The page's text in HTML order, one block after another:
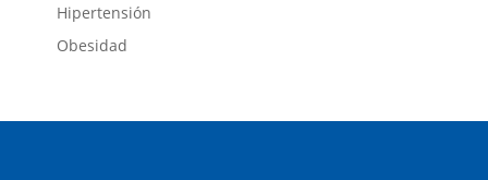
Hipertensión
Obesidad